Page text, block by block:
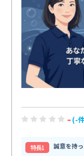
- (-
特⻑1
誠意を持